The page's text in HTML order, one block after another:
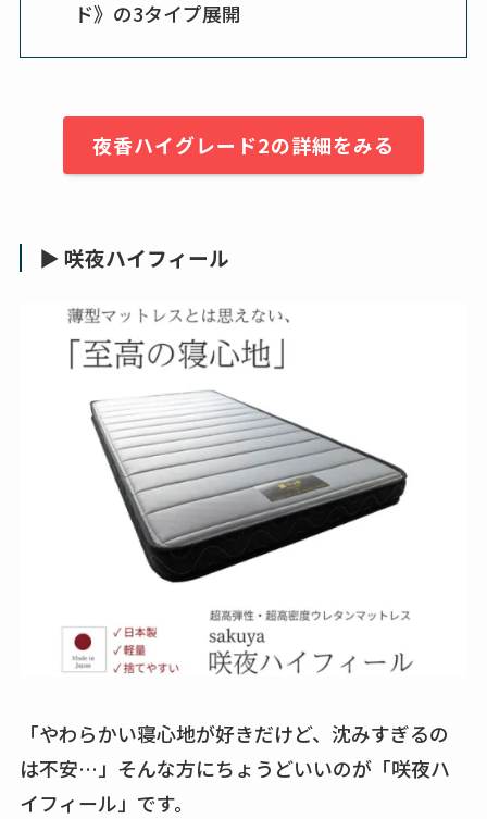
ド》の3タイプ展開
夜香ハイグレード2の詳細をみる
▶ 咲夜ハイフィール
「やわらかい寝心地が好きだけど、沈みすぎるの
は不安…」そんな方にちょうどいいのが「咲夜ハ
イフィール」です。